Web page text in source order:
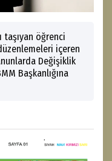
taşıyan öğrenci
içeren
Değişiklik
Başkanlığına